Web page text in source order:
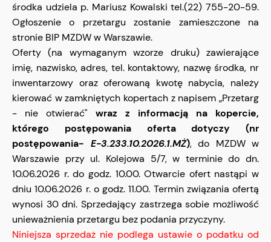
środka udziela p. Mariusz Kowalski tel.(22) 755-20-59.
Ogłoszenie o przetargu zostanie zamieszczone na
stronie BIP MZDW w Warszawie.
Oferty (na wymaganym wzorze druku) zawierające
imię, nazwisko, adres, tel. kontaktowy, nazwę środka, nr
inwentarzowy oraz oferowaną kwotę nabycia, należy
kierować w zamkniętych kopertach z napisem „Przetarg
- nie otwierać" wraz z informacją na kopercie,
którego postępowania oferta dotyczy (nr
postępowania- E-3.233.10.2026.1.MŻ), do MZDW w
Warszawie przy ul. Kolejowa 5/7, w terminie do dn.
10.06.2026 r. do godz. 10.00. Otwarcie ofert nastąpi w
dniu 10.06.2026 r. o godz. 11.00. Termin związania ofertą
wynosi 30 dni. Sprzedający zastrzega sobie możliwość
unieważnienia przetargu bez podania przyczyny.
Niniejsza sprzedaż nie podlega ustawie o podatku od